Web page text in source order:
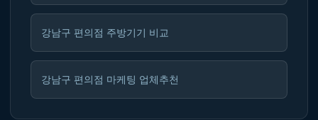
강남구 편의점 주방기기 비교
강남구 편의점 마케팅 업체추천